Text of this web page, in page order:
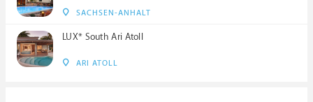
SACHSEN-ANHALT
LUX* South Ari Atoll
ARI ATOLL